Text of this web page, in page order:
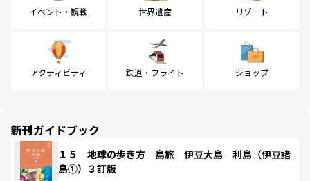
イベント・観戦 世界遺産 リゾート
アクティビティ 鉄道・フライト ショップ
新刊ガイドブック
１５ 地球の歩き方 島旅 伊豆大島 利島（伊豆諸
島①）３訂版